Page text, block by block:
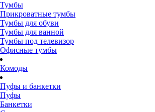
Тумбы
Прикроватные тумбы
Тумбы для обуви
Тумбы для ванной
Тумбы под телевизор
Офисные тумбы
Комоды
Пуфы и банкетки
Пуфы
Банкетки